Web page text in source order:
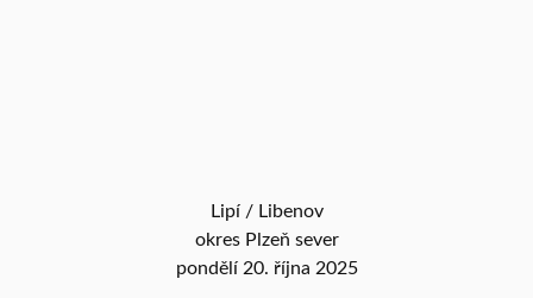
Lipí / Libenov
okres Plzeň sever
pondělí 20. října 2025